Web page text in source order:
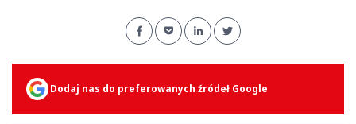
Dodaj nas do preferowanych źródeł Google